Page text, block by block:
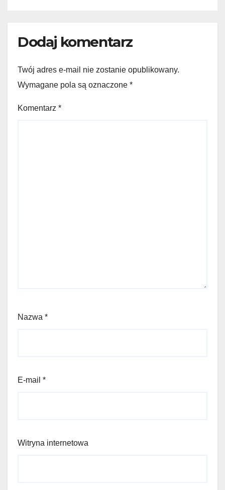
Dodaj komentarz
Twój adres e-mail nie zostanie opublikowany.
Wymagane pola są oznaczone *
Komentarz *
Nazwa *
E-mail *
Witryna internetowa